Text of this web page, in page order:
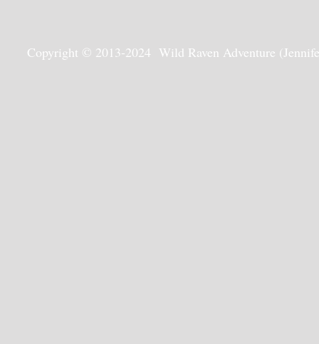
Copyright © 2013-2024 Wild Raven Adventure